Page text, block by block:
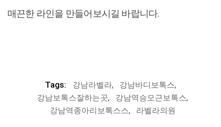
매끈한 라인을 만들어보시길 바랍니다.
Tags: 강남라벨라, 강남바디보톡스,
강남보톡스잘하는곳, 강남역승모근보톡스,
강남역종아리보톡스스, 라벨라의원